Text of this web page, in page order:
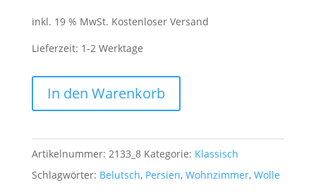
war:
890,00 €
ist:
inkl. 19 % MwSt. Kostenloser Versand
Lieferzeit: 1-2 Werktage
Belutsch
1,98
x
1,06
In den Warenkorb
Artikelnummer: 2133_8 Kategorie: Klassisch
Schlagwörter: Belutsch, Persien, Wohnzimmer, Wolle